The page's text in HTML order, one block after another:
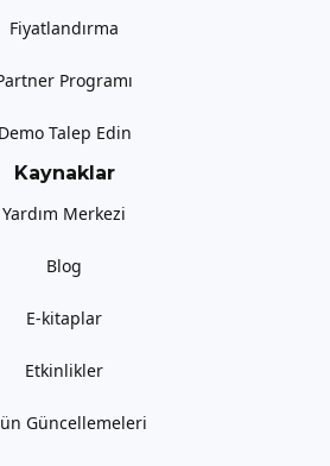
Fiyatlandırma
Programı
Demo Talep Edin
Kaynaklar
Yardım Merkezi
Blog
E-kitaplar
Etkinlikler
Güncellemeleri